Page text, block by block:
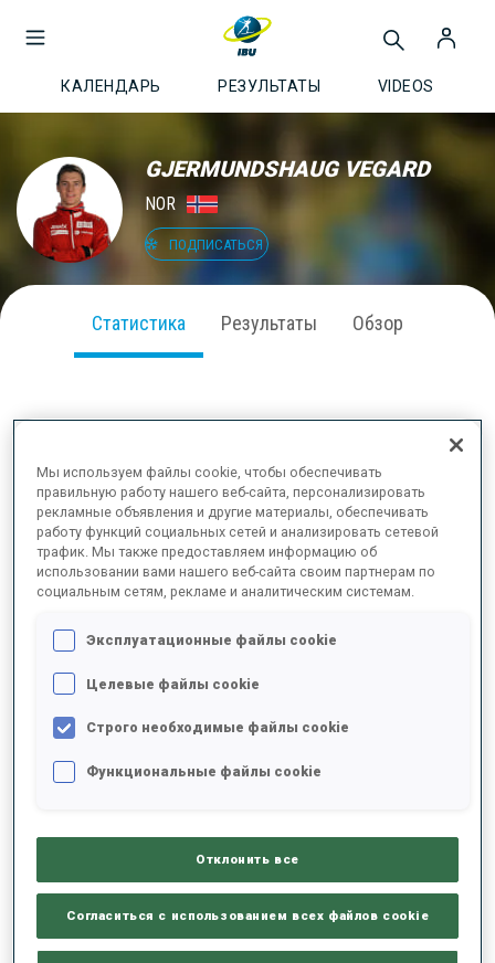
КАЛЕНДАРЬ РЕЗУЛЬТАТЫ VIDEOS
GJERMUNDSHAUG VEGARD
NOR
ПОДПИСАТЬСЯ
Статистика Результаты Обзор
2025/2026
РЕЗУЛЬТАТЫ - СРЕДНЕЕ ЗНАЧЕНИЕ
ЛЫЖНЫЙ ХОД - ОТСТАВАНИЕ ОТ ЛИДЕРА
Данных нет
Данных нет
СТРЕЛЬБА СТОЯ
Данных нет
Мы используем файлы cookie, чтобы обеспечивать
правильную работу нашего веб-сайта, персонализировать
рекламные объявления и другие материалы, обеспечивать
работу функций социальных сетей и анализировать сетевой
трафик. Мы также предоставляем информацию об
использовании вами нашего веб-сайта своим партнерам по
социальным сетям, рекламе и аналитическим системам.
Эксплуатационные файлы cookie
Целевые файлы cookie
Строго необходимые файлы cookie
Функциональные файлы cookie
Отклонить все
Согласиться с использованием всех файлов cookie